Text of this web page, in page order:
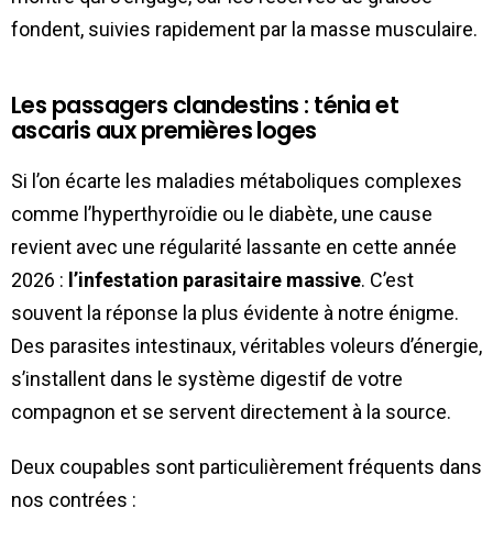
fondent, suivies rapidement par la masse musculaire.
Les passagers clandestins : ténia et
ascaris aux premières loges
Si l’on écarte les maladies métaboliques complexes
comme l’hyperthyroïdie ou le diabète, une cause
revient avec une régularité lassante en cette année
2026 : l’infestation parasitaire massive. C’est
souvent la réponse la plus évidente à notre énigme.
Des parasites intestinaux, véritables voleurs d’énergie,
s’installent dans le système digestif de votre
compagnon et se servent directement à la source.
Deux coupables sont particulièrement fréquents dans
nos contrées :